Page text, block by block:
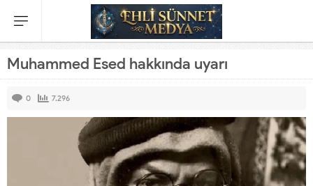
Muhammed Esed hakkında uyarı
0 7.296